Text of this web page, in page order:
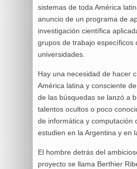
sistemas de toda América
anuncio de un programa de
investigación científica
grupos de trabajo específicos
universidades.
Hay una necesidad de hacer
América latina y consciente
de las búsquedas se lanzó a
talentos ocultos o poco
de informática y computación
estudien en la Argentina y en
El hombre detrás del
proyecto se llama Berthier